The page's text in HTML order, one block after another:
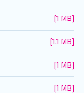
[1 MB]
[1.1 MB]
[1 MB]
[1 MB]